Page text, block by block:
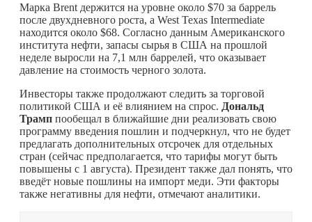
Марка Brent держится на уровне около $70 за баррель
после двухдневного роста, а West Texas Intermediate
находится около $68. Согласно данным Американского
института нефти, запасы сырья в США на прошлой
неделе выросли на 7,1 млн баррелей, что оказывает
давление на стоимость черного золота.
Инвесторы также продолжают следить за торговой
политикой США и её влиянием на спрос. Дональд
Трамп пообещал в ближайшие дни реализовать свою
программу введения пошлин и подчеркнул, что не будет
предлагать дополнительных отсрочек для отдельных
стран (сейчас предполагается, что тарифы могут быть
повышены с 1 августа). Президент также дал понять, что
введёт новые пошлины на импорт меди. Эти факторы
также негативны для нефти, отмечают аналитики.